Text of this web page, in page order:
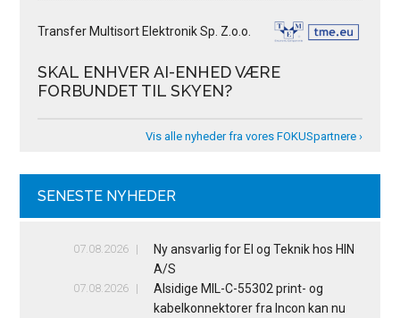
Transfer Multisort Elektronik Sp. Z.o.o.
SKAL ENHVER AI-ENHED VÆRE
FORBUNDET TIL SKYEN?
Vis alle nyheder fra vores FOKUSpartnere ›
SENESTE NYHEDER
07.08.2026
Ny ansvarlig for El og Teknik hos HIN
A/S
07.08.2026
Alsidige MIL-C-55302 print- og
kabelkonnektorer fra Incon kan nu